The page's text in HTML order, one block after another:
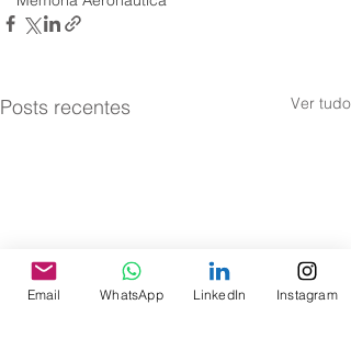
Posts recentes Ver tudo
Email WhatsApp LinkedIn Instagram